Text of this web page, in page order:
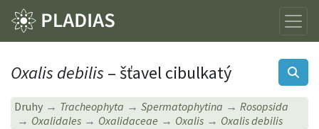
Oxalis debilis – šťavel cibulkatý
Druhy Tracheophyta Spermatophytina
Rosopsida
Oxalidales
Oxalidaceae Oxalis Oxalis debilis